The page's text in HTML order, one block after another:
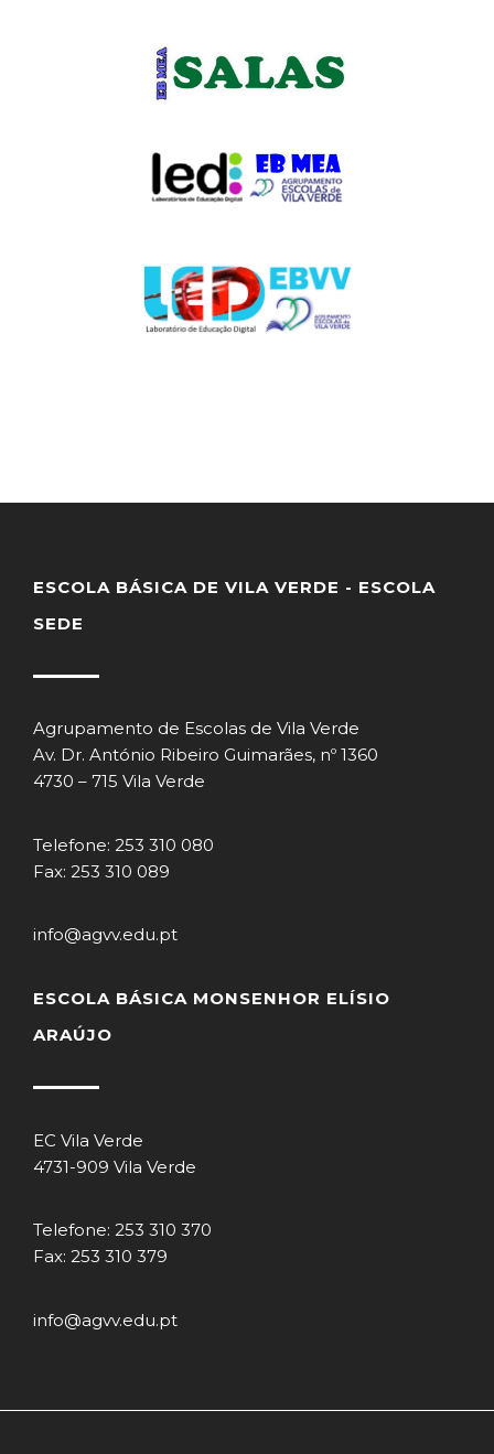
ESCOLA BÁSICA DE VILA VERDE - ESCOLA
SEDE
Agrupamento de Escolas de Vila Verde
Av. Dr. António Ribeiro Guimarães, nº 1360
4730 – 715 Vila Verde
Telefone: 253 310 080
Fax: 253 310 089
info@agvv.edu.pt
ESCOLA BÁSICA MONSENHOR ELÍSIO
ARAÚJO
EC Vila Verde
4731-909 Vila Verde
Telefone: 253 310 370
Fax: 253 310 379
info@agvv.edu.pt